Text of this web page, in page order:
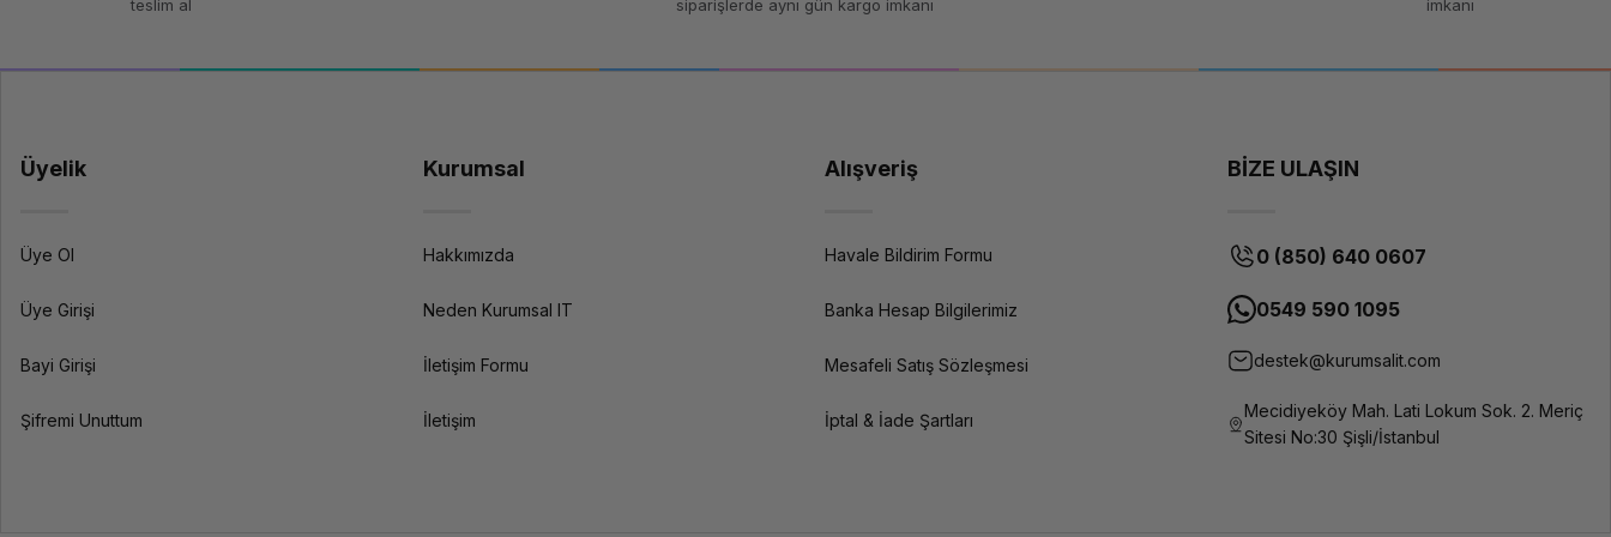
Arayüz Dili
İngilizce,
Almanca,
teslim al
siparişlerde aynı gün kargo imkanı
imkanı
Üyelik
Üye Ol
Üye Girişi
Bayi Girişi
Şifremi Unuttum
Kurumsal
Hakkımızda
Neden Kurumsal IT
İletişim Formu
İletişim
Alışveriş
Havale Bildirim Formu
Banka Hesap Bilgilerimiz
Mesafeli Satış Sözleşmesi
İptal & İade Şartları
BİZE ULAŞIN
0 (850) 640 0607
0549 590 1095
destek@kurumsalit.com
Mecidiyeköy Mah. Lati Lokum Sok. 2. Meriç
Sitesi No:30 Şişli/İstanbul